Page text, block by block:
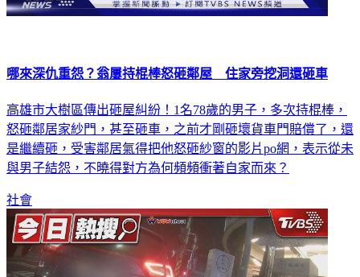
哪來深仇重怨？翁屢持棍棒怒砸鄰屋 住家旁挖洞還砸車
高雄市大樹區傳出砸屋糾紛！1名78歲的男子，多次持棍棒，
怒砸鄰居家紗門，甚至砸車，之前才剛砸壞貨車門賠償了，還
是繼續砸，受害鄰居氣得把他怒砸紗窗的影片po網，表示從未
與男子結怨，不曉得對方為何頻頻衝著自家而來？
社會